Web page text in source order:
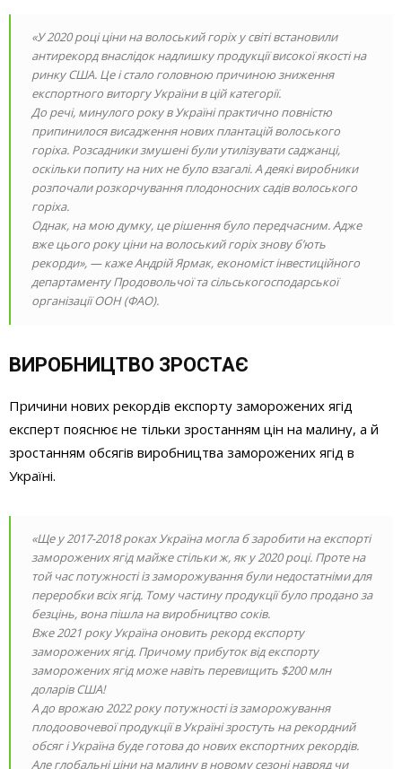
«У 2020 році ціни на волоський горіх у світі встановили
антирекорд внаслідок надлишку продукції високої якості на
ринку США. Це і стало головною причиною зниження
експортного виторгу України в цій категорії.
До речі, минулого року в Україні практично повністю
припинилося висадження нових плантацій волоського
горіха. Розсадники змушені були утилізувати саджанці,
оскільки попиту на них не було взагалі. А деякі виробники
розпочали розкорчування плодоносних садів волоського
горіха.
Однак, на мою думку, це рішення було передчасним. Адже
вже цього року ціни на волоський горіх знову б’ють
рекорди», — каже Андрій Ярмак, економіст інвестиційного
департаменту Продовольчої та сільськогосподарської
організації ООН (ФАО).
ВИРОБНИЦТВО ЗРОСТАЄ
Причини нових рекордів експорту заморожених ягід
експерт пояснює не тільки зростанням цін на малину, а й
зростанням обсягів виробництва заморожених ягід в
Україні.
«Ще у 2017-2018 роках Україна могла б заробити на експорті
заморожених ягід майже стільки ж, як у 2020 році. Проте на
той час потужності із заморожування були недостатніми для
переробки всіх ягід. Тому частину продукції було продано за
безцінь, вона пішла на виробництво соків.
Вже 2021 року Україна оновить рекорд експорту
заморожених ягід. Причому прибуток від експорту
заморожених ягід може навіть перевищить $200 млн
доларів США!
А до врожаю 2022 року потужності із заморожування
плодоовочевої продукції в Україні зростуть на рекордний
обсяг і Україна буде готова до нових експортних рекордів.
Але глобальні ціни на малину в новому сезоні навряд чи